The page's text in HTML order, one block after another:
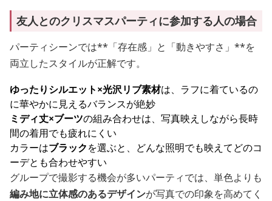
友人とのクリスマスパーティに参加する人の場合
パーティシーンでは**「存在感」と「動きやすさ」**を
両立したスタイルが正解です。
ゆったりシルエット×光沢リブ素材は、ラフに着ているの
に華やかに見えるバランスが絶妙
ミディ丈×ブーツの組み合わせは、写真映えしながら長時
間の着用でも疲れにくい
カラーはブラックを選ぶと、どんな照明でも映えてどのコ
ーデとも合わせやすい
グループで撮影する機会が多いパーティでは、単色よりも
編み地に立体感のあるデザインが写真での印象を高めてく